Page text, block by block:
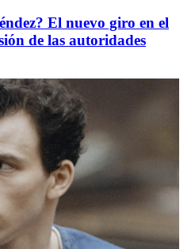
El nuevo giro en el
de las autoridades